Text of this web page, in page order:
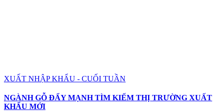
XUẤT NHẬP KHẨU - CUỐI TUẦN
NGÀNH GỖ ĐẨY MẠNH TÌM KIẾM THỊ TRƯỜNG XUẤT
KHẨU MỚI